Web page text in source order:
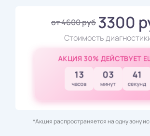
от 4600 руб 3300
Стоимость
АКЦИЯ 30% ДЕЙСТВУЕТ
13
часов
03
минут
40
секунд
*Акция распространяется на одну зону